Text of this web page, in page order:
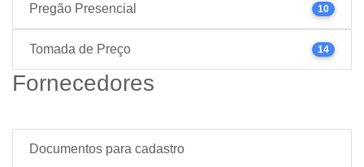
Pregão Presencial 10
Tomada de Preço 14
Fornecedores
Documentos para cadastro